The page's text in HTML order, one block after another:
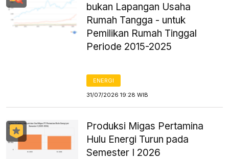
bukan Lapangan Usaha
Rumah Tangga - untuk
Pemilikan Rumah Tinggal
Periode 2015-2025
ENERGI
31/07/2026 19:28 WIB
Produksi Migas Pertamina
Hulu Energi Turun pada
Semester I 2026